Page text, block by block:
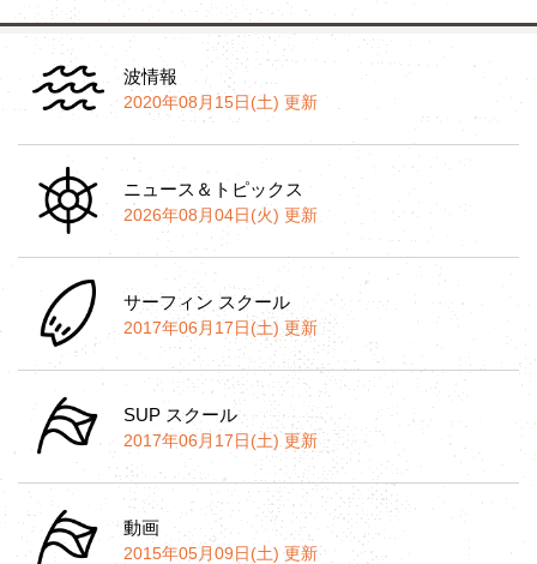
波情報
2020年08月15日(土) 更新
ニュース＆トピックス
2026年08月04日(火) 更新
サーフィン スクール
2017年06月17日(土) 更新
SUP スクール
2017年06月17日(土) 更新
動画
2015年05月09日(土) 更新